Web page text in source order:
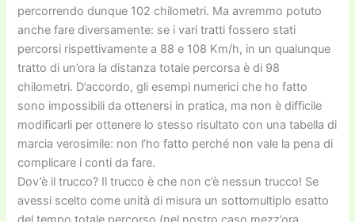
percorrendo dunque 102 chilometri. Ma avremmo potuto
anche fare diversamente: se i vari tratti fossero stati
percorsi rispettivamente a 88 e 108 Km/h, in un qualunque
tratto di un’ora la distanza totale percorsa è di 98
chilometri. D’accordo, gli esempi numerici che ho fatto
sono impossibili da ottenersi in pratica, ma non è difficile
modificarli per ottenere lo stesso risultato con una tabella di
marcia verosimile: non l’ho fatto perché non vale la pena di
complicare i conti da fare.
Dov’è il trucco? Il trucco è che non c’è nessun trucco! Se
avessi scelto come unità di misura un sottomultiplo esatto